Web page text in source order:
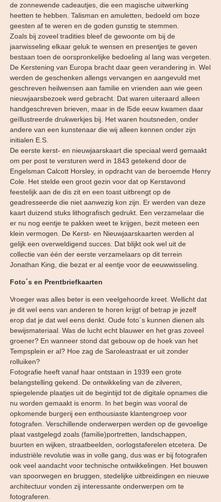
de zonnewende cadeautjes, die een magische uitwerking
heetten te hebben. Talisman en amuletten, bedoeld om boze
geesten af te weren en de goden gunstig te stemmen.
Zoals bij zoveel tradities bleef de gewoonte om bij de
jaarwisseling elkaar geluk te wensen en presentjes te geven
bestaan toen de oorspronkelijke bedoeling al lang was vergeten.
De Kerstening van Europa bracht daar geen verandering in. Wel
werden de geschenken allengs vervangen en aangevuld met
geschreven heilwensen aan familie en vrienden aan wie geen
nieuwjaarsbezoek werd gebracht. Dat waren uiteraard alleen
handgeschreven brieven, maar in de l5de eeuw kwamen daar
geïllustreerde drukwerkjes bij. Het waren houtsneden, onder
andere van een kunstenaar die wij alleen kennen onder zijn
initialen E.S.
De eerste kerst- en nieuwjaarskaart die speciaal werd gemaakt
om per post te versturen werd in 1843 getekend door de
Engelsman Calcott Horsley, in opdracht van de beroemde Henry
Cole. Het stelde een groot gezin voor dat op Kerstavond
feestelijk aan de dis zit en een toast uitbrengt op de
geadresseerde die niet aanwezig kon zijn. Er werden van deze
kaart duizend stuks lithografisch gedrukt. Een verzamelaar die
er nu nog eentje te pakken weet te krijgen, bezit meteen een
klein vermogen. De Kerst- en Nieuwjaarskaarten werden al
gelijk een overweldigend succes. Dat blijkt ook wel uit de
collectie van één der eerste verzamelaars op dit terrein
Jonathan King, die bezat er al eentje voor de eeuwwisseling.
Foto´s en Prentbriefkaarten
Vroeger was alles beter is een veelgehoorde kreet. Wellicht dat
je dit wel eens van anderen te horen krijgt of betrap je jezelf
erop dat je dat wel eens denkt. Oude foto´s kunnen dienen als
bewijsmateriaal. Was de lucht echt blauwer en het gras zoveel
groener? En wanneer stond dat gebouw op de hoek van het
Tempsplein er al? Hoe zag de Saroleastraat er uit zonder
rolluiken?
Fotografie heeft vanaf haar ontstaan in 1939 een grote
belangstelling gekend. De ontwikkeling van de zilveren,
spiegelende plaatjes uit de begintijd tot de digitale opnames die
nu worden gemaakt is enorm. In het begin was vooral de
opkomende burgerij een enthousiaste klantengroep voor
fotografen. Verschillende onderwerpen werden op de gevoelige
plaat vastgelegd zoals (familie)portretten, landschappen,
buurten en wijken, straatbeelden, oorlogstaferelen etcetera. De
industriële revolutie was in volle gang, dus was er bij fotografen
ook veel aandacht voor technische ontwikkelingen. Het bouwen
van spoorwegen en bruggen, stedelijke uitbreidingen en nieuwe
architectuur vonden zij interessante onderwerpen om te
fotograferen.